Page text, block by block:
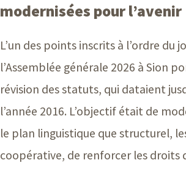
modernisées pour l’avenir
L’un des points inscrits à l’ordre du
l’Assemblée générale 2026 à Sion
révision des statuts, qui dataient
l’année 2016. L’objectif était de
le plan linguistique que structurel,
coopérative, de renforcer les droits